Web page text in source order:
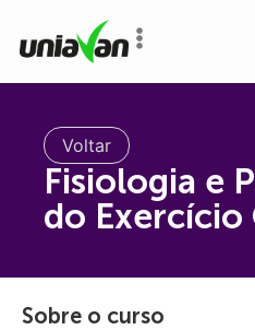
Voltar
Fisiologia e
do Exercício
Sobre o curso